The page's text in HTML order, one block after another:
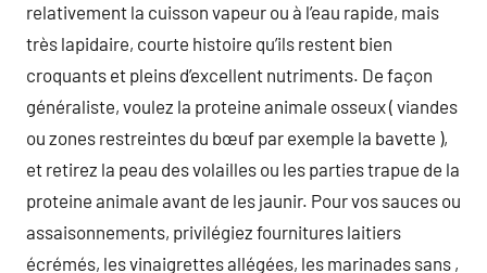
relativement la cuisson vapeur ou à l’eau rapide, mais
très lapidaire, courte histoire qu’ils restent bien
croquants et pleins d’excellent nutriments. De façon
généraliste, voulez la proteine animale osseux ( viandes
ou zones restreintes du bœuf par exemple la bavette ),
et retirez la peau des volailles ou les parties trapue de la
proteine animale avant de les jaunir. Pour vos sauces ou
assaisonnements, privilégiez fournitures laitiers
écrémés, les vinaigrettes allégées, les marinades sans ,